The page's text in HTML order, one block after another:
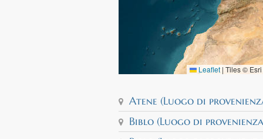
Leaflet | Tiles © Esri
Atene (Luogo di
Biblo (Luogo di